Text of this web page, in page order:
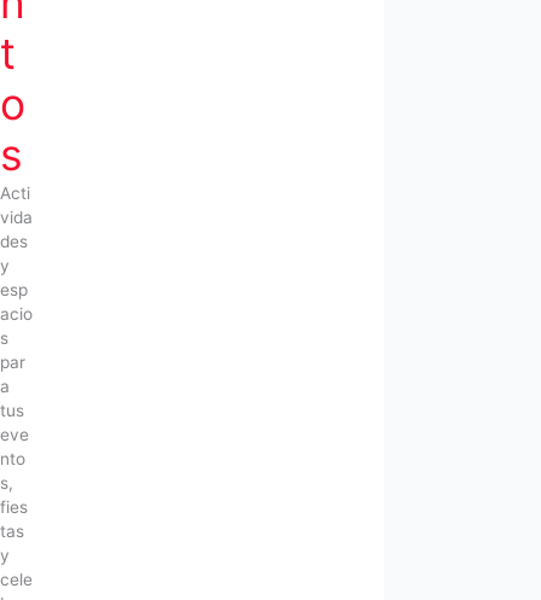
t
o
s
Acti
vida
des
y
esp
acio
s
par
a
tus
eve
nto
s,
fies
tas
y
cele